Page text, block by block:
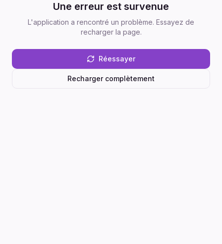
Une erreur est survenue
L'application a rencontré un problème. Essayez de
recharger la page.
Réessayer
Recharger complètement